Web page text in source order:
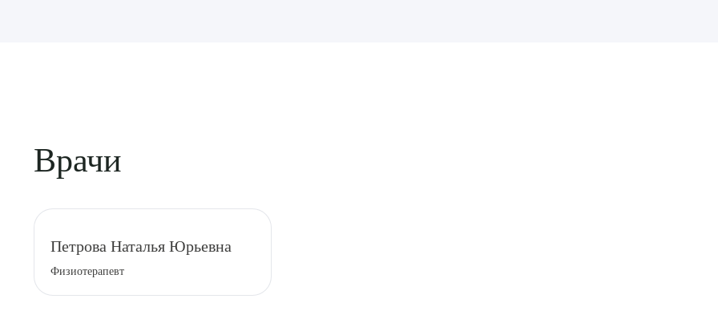
Врачи
Петрова Наталья Юрьевна
Физиотерапевт